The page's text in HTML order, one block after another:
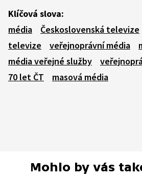
Klíčová slova:
média
Československá televize
televize
veřejnoprávní média
média veřejné služby
70 let ČT
masová média
Mohlo by vás